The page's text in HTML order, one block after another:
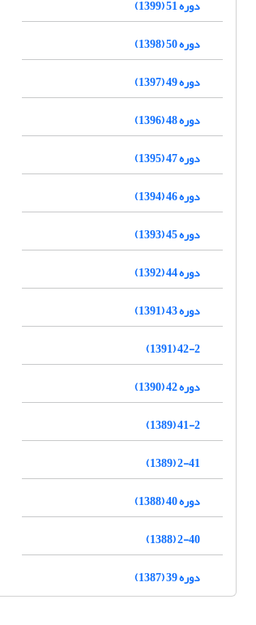
دوره 51 (1399)
دوره 50 (1398)
دوره 49 (1397)
دوره 48 (1396)
دوره 47 (1395)
دوره 46 (1394)
دوره 45 (1393)
دوره 44 (1392)
دوره 43 (1391)
42-2 (1391)
دوره 42 (1390)
41-2 (1389)
2-41 (1389)
دوره 40 (1388)
2-40 (1388)
دوره 39 (1387)